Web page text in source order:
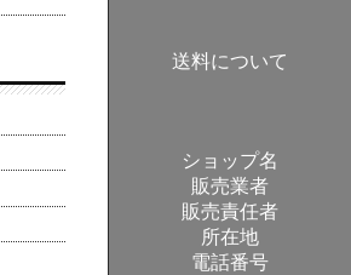
送料について
ショップ名
販売業者
販売責任者
所在地
電話番号